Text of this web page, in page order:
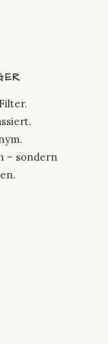
– sondern